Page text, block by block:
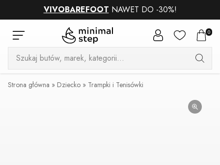
VIVOBAREFOOT NAWET DO -30%!
0
Wyszukiwarka
produktów
Strona główna » Dziecko » Trampki i Tenisówki